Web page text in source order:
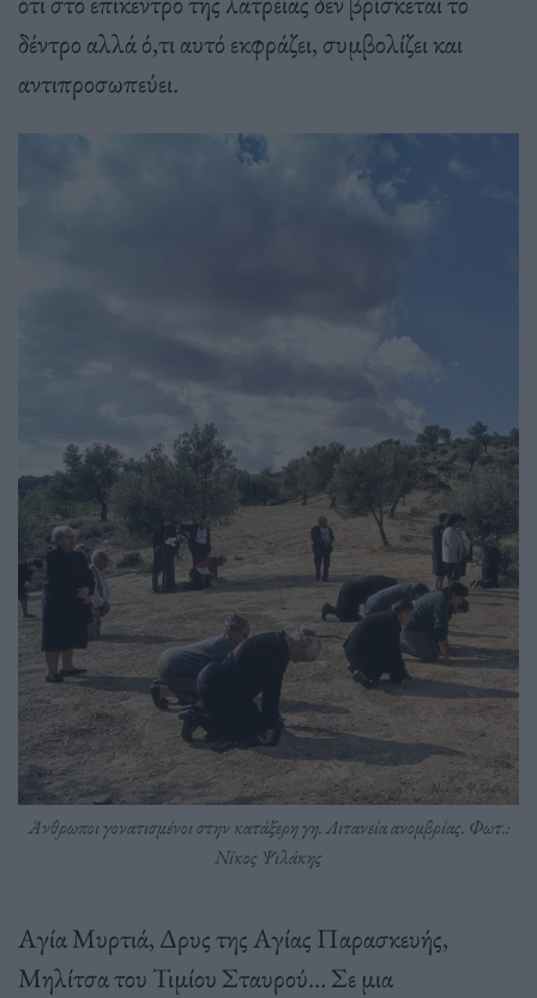
δέντρο αλλά ό,τι αυτό εκφράζει, συμβολίζει και
αντιπροσωπεύει.
Άνθρωποι γονατισμένοι στην κατάξερη γη. Λιτανεία ανομβρίας. Φωτ.:
Νίκος Ψιλάκης
Αγία Μυρτιά, Δρυς της Αγίας Παρασκευής,
Μηλίτσα του Τιμίου Σταυρού… Σε μια